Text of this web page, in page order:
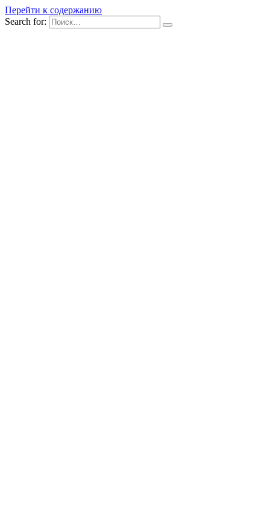
Перейти к содержанию
Search for: